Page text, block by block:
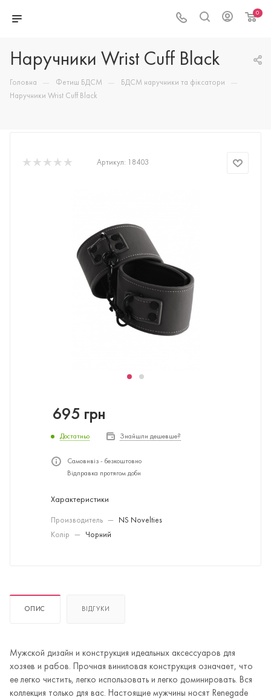
0
Наручники Wrist Cuff Black
Головна — Фетиш БДСМ — БДСМ наручники та фіксатори —
Наручники Wrist Cuff Black
Артикул: 18403
695 грн
Достатньо Знайшли дешевше?
Самовивіз - безкоштовно
Відправка протягом доби
Характеристики
Производитель —
NS Novelties
Колір
— Чорний
ОПИС ВІДГУКИ
Мужской дизайн и конструкция идеальных аксессуаров для
хозяев и рабов. Прочная виниловая конструкция означает, что
ее легко чистить, легко использовать и легко доминировать. Вся
коллекция только для вас. Настоящие мужчины носят Renegade